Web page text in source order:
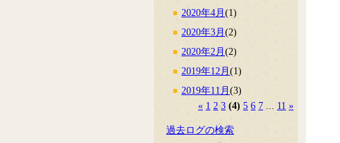
2020年4月 (1)
2020年3月 (2)
2020年2月 (2)
2019年12月 (1)
2019年11月 (3)
« 1 2 3 (4) 5 6 7 ... 11 »
過去ログの検索